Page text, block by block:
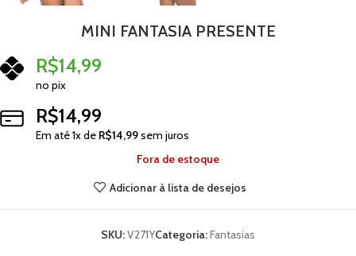
MINI FANTASIA PRESENTE
R$14,99
no pix
R$14,99
Em até1x de R$14,99sem juros
Fora de estoque
Adicionar à lista de desejos
SKU:V271YCategoria:Fantasias